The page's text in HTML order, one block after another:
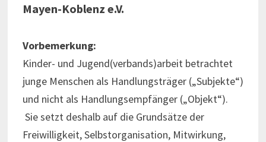
Mayen-Koblenz e.V.
Vorbemerkung:
Kinder- und Jugend(verbands)arbeit betrachtet
junge Menschen als Handlungsträger („Subjekte“)
und nicht als Handlungsempfänger („Objekt“).
Sie setzt deshalb auf die Grundsätze der
Freiwilligkeit, Selbstorganisation, Mitwirkung,